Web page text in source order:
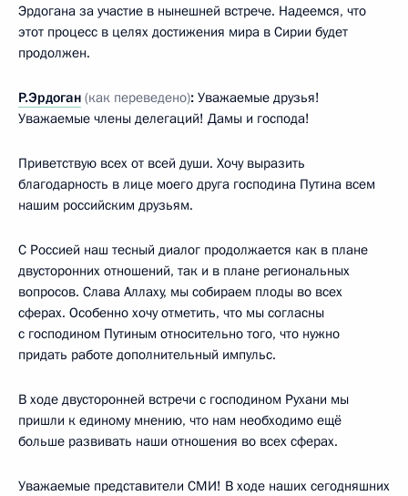
Эрдогана за участие в нынешней встрече. Надеемся, что
этот процесс в целях достижения мира в Сирии будет
продолжен.
Р.Эрдоган (как переведено): Уважаемые друзья!
Уважаемые члены делегаций! Дамы и господа!
Приветствую всех от всей души. Хочу выразить
благодарность в лице моего друга господина Путина всем
нашим российским друзьям.
С Россией наш тесный диалог продолжается как в плане
двусторонних отношений, так и в плане региональных
вопросов. Слава Аллаху, мы собираем плоды во всех
сферах. Особенно хочу отметить, что мы согласны
с господином Путиным относительно того, что нужно
придать работе дополнительный импульс.
В ходе двусторонней встречи с господином Рухани мы
пришли к единому мнению, что нам необходимо ещё
больше развивать наши отношения во всех сферах.
Уважаемые представители СМИ! В ходе наших сегодняшних